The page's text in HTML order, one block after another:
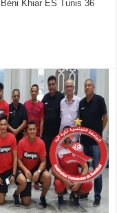
Khiar ES Tunis 36